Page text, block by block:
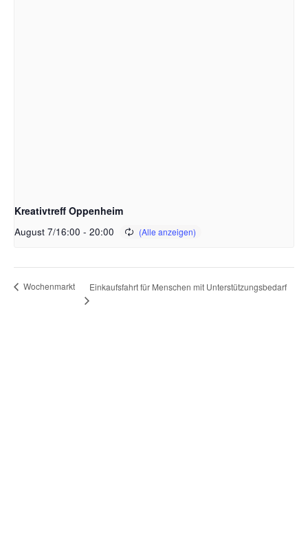
Kreativtreff Oppenheim
August 7/16:00 - 20:00
Wochenmarkt Einkaufsfahrt für Menschen mit Unterstützungsbedarf